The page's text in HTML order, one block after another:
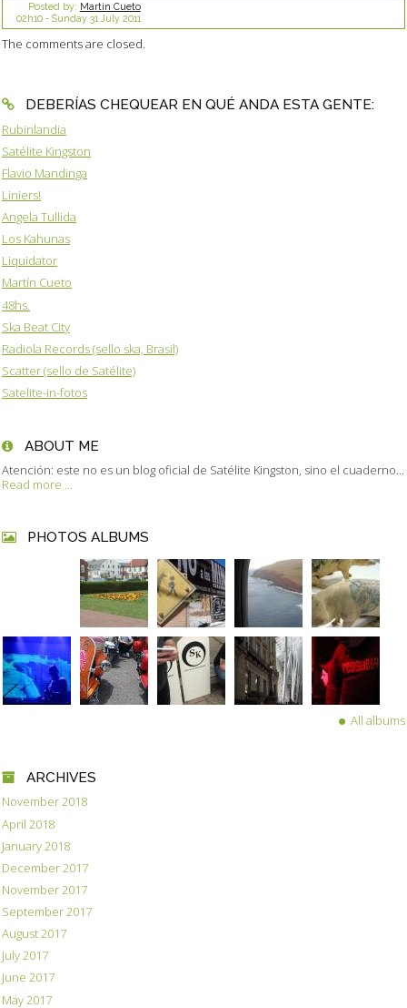
Posted by: Martin Cueto
02h10- Sunday 31 July 2011
The comments are closed.
DEBERÍAS CHEQUEAR EN QUÉ ANDA ESTA GENTE:
Rubinlandia
Satélite Kingston
Flavio Mandinga
Liniers!
Angela Tullida
Los Kahunas
Liquidator
Martín Cueto
48hs.
Ska Beat City
Radiola Records (sello ska, Brasil)
Scatter (sello de Satélite)
Satelite-in-fotos
ABOUT ME
Atención: este no es un blog oficial de Satélite Kingston, sino el cuaderno...
Read more ...
PHOTOS ALBUMS
All albums
ARCHIVES
November 2018
April 2018
January 2018
December 2017
November 2017
September 2017
August 2017
July 2017
June 2017
May 2017